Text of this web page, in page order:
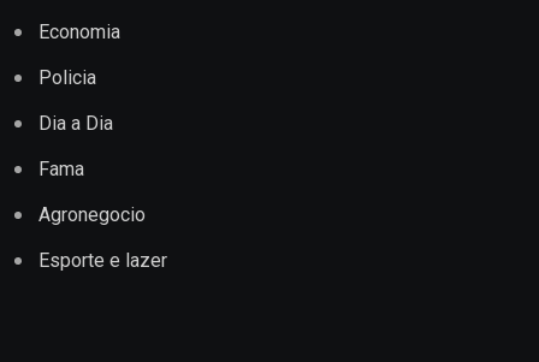
Economia
Policia
Dia a Dia
Fama
Agronegocio
Esporte e lazer